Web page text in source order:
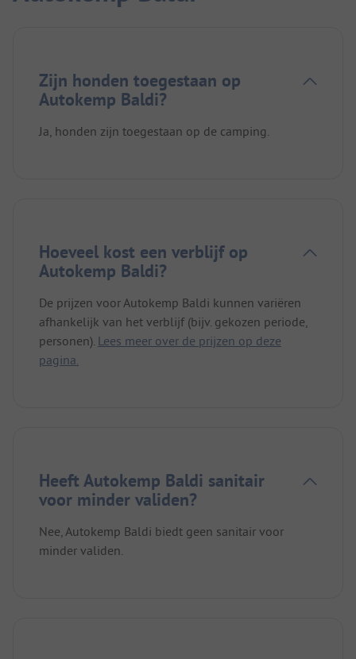
Zijn honden toegestaan op
Autokemp Baldi?
Ja, honden zijn toegestaan op de camping.
Hoeveel kost een verblijf op
Autokemp Baldi?
De prijzen voor Autokemp Baldi kunnen variëren
afhankelijk van het verblijf (bijv. gekozen periode,
personen). Lees meer over de prijzen op deze
pagina.
Heeft Autokemp Baldi sanitair
voor minder validen?
Nee, Autokemp Baldi biedt geen sanitair voor
minder validen.